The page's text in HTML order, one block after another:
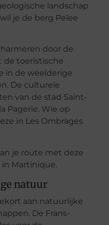
landschap
je de berg Pelee
door de
de toeristische
in de weelderige
De culturele
van de stad Saint-
Pagerie. Wie op
in Les Ombrages
je route met deze
Martinique.
natuur
aan natuurlijke
De Frans-